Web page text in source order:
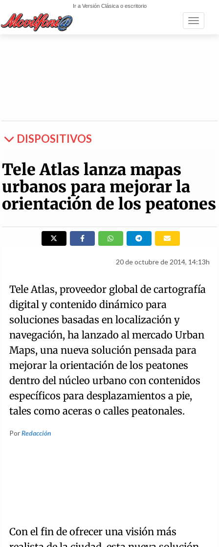
Ir a Versión Clásica o escritorio
Toggle
DISPOSITIVOS
Tele Atlas lanza mapas
urbanos para mejorar la
orientación de los peatones
20 de octubre de 2014, 14:13h
Tele Atlas, proveedor global de cartografía
digital y contenido dinámico para
soluciones basadas en localización y
navegación, ha lanzado al mercado Urban
Maps, una nueva solución pensada para
mejorar la orientación de los peatones
dentro del núcleo urbano con contenidos
específicos para desplazamientos a pie,
tales como aceras o calles peatonales.
PorRedacción
Con el fin de ofrecer una visión más